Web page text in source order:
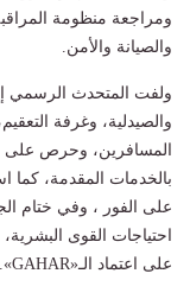
ومراجعة منظومة
والصيانة والأمن.
ولفت المتحدث الرسمي
والصيدلية، وغرفة
المسافرين، وحرص على
بالخدمات المقدمة،
على الفور ، وفي ختام
احتياجات القوى
على اعتماد الـ«GAHAR».